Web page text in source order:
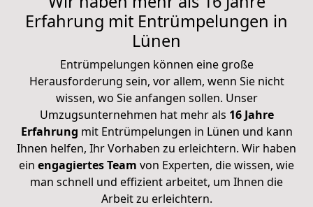
Erfahrung mit Entrümpelungen in
Lünen
Entrümpelungen können eine große
Herausforderung sein, vor allem, wenn Sie nicht
wissen, wo Sie anfangen sollen. Unser
Umzugsunternehmen hat mehr als 16 Jahre
Erfahrung mit Entrümpelungen in Lünen und kann
Ihnen helfen, Ihr Vorhaben zu erleichtern. Wir haben
ein engagiertes Team von Experten, die wissen, wie
man schnell und effizient arbeitet, um Ihnen die
Arbeit zu erleichtern.